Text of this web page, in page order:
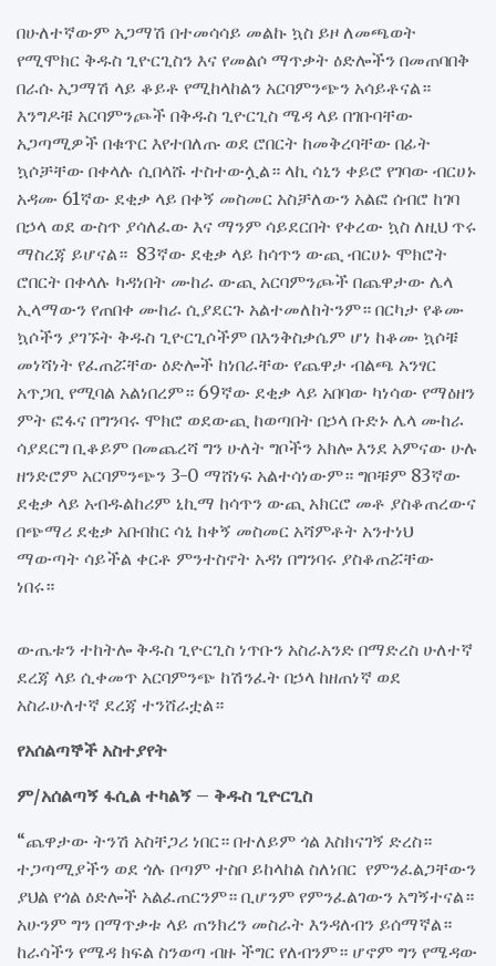
በሁለተኛውም አጋማሽ በተመሳሳይ መልኩ ኳስ ይዞ ለመጫወት
የሚሞክር ቅዱስ ጊዮርጊስን እና የመልሶ ማጥቃት ዕድሎችን በመጠባበቅ
በራሱ አጋማሽ ላይ ቆይቶ የሚከላከልን አርባምንጭን አሳይቶናል።
እንግዶቹ አርባምንጮች በቅዱስ ጊዮርጊስ ሜዳ ላይ በገቡባቸው
አጋጣሚዎች በቁጥር እየተበለጡ ወደ ሮበርት ከመቅረባቸው በፊት
ኳሶቻቸው በቀላሉ ሲበላሹ ተስተውሏል። ላኪ ሳኒን ቀይሮ የገባው ብርሀኑ
አዳሙ 61ኛው ደቂቃ ላይ በቀኝ መስመር አስቻለውን አልፎ ሰብሮ ከገባ
በኃላ ወደ ውስጥ ያሳለፈው እና ማንም ሳይደርበት የቀረው ኳስ ለዚህ ጥሩ
ማስረጃ ይሆናል። 83ኛው ደቂቃ ላይ ከሳጥን ውጪ ብርሀኑ ሞክሮት
ሮበርት በቀላሉ ካዳነበት ሙከራ ውጪ አርባምንጮች በጨዋታው ሌላ
ኢላማውን የጠበቀ ሙከራ ሲያደርጉ አልተመለከትንም። በርካታ የቆሙ
ኳሶችን ያገኙት ቅዱስ ጊዮርጊሶችም በእንቅስቃሴም ሆነ ከቆሙ ኳሶቹ
መነሻነት የፈጠሯቸው ዕድሎች ከነበራቸው የጨዋታ ብልጫ አንፃር
አጥጋቢ የሚባል አልነበረም። 69ኛው ደቂቃ ላይ አበባው ካነሳው የማዕዘን
ምት ፎፋና በግንባሩ ሞክሮ ወደውጪ ከወጣበት በኃላ ቡድኑ ሌላ ሙከራ
ሳያደርግ ቢቆይም በመጨረሻ ግን ሁለት ግቦችን አክሎ እንደ አምናው ሁሉ
ዘንድሮም አርባምንጭን 3-0 ማሸነፍ አልተሳነውም። ግቦቹም 83ኛው
ደቂቃ ላይ አብዱልከሪም ኒኪማ ከሳጥን ውጪ አክርሮ መቶ ያስቆጠረውና
በጭማሪ ደቂቃ አቡበከር ሳኒ ከቀኝ መስመር አሻምቶት አንተነህ
ማውጣት ሳይችል ቀርቶ ምንተስኖት አዳነ በግንባሩ ያስቆጠሯቸው
ነበሩ።
ውጤቱን ተከትሎ ቅዱስ ጊዮርጊስ ነጥቡን አስራአንድ በማድረስ ሁለተኛ
ደረጃ ላይ ሲቀመጥ አርባምንጭ ከሽንፈት በኃላ ከዘጠነኛ ወደ
አስራሁለተኛ ደረጃ ተንሸራቷል።
የአሰልጣኞች አስተያየት
ም/አሰልጣኝ ፋሲል ተካልኝ – ቅዱስ ጊዮርጊስ
“ጨዋታው ትንሽ አስቸጋሪ ነበር። በተለይም ጎል እስክናገኝ ድረስ።
ተጋጣሚያችን ወደ ጎሉ በጣም ተስቦ ይከላከል ስለነበር የምንፈልጋቸውን
ያህል የጎል ዕድሎች አልፈጠርንም። ቢሆንም የምንፈልገውን አግኝተናል።
አሁንም ግን በማጥቃቱ ላይ ጠንክረን መስራት እንዳለብን ይሰማኛል።
ከራሳችን የሜዳ ክፍል ስንወጣ ብዙ ችግር የለብንም። ሆኖም ግን የሜዳው